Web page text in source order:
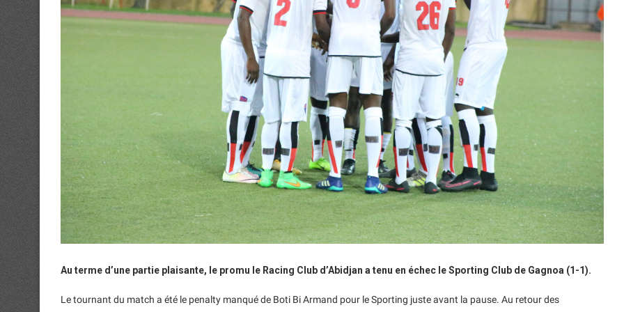
Au terme d’une partie plaisante, le promu le Racing Club d’Abidjan a tenu en échec le Sporting Club de Gagnoa (1-1).
Le tournant du match a été le penalty manqué de Boti Bi Armand pour le Sporting juste avant la pause. Au retour des